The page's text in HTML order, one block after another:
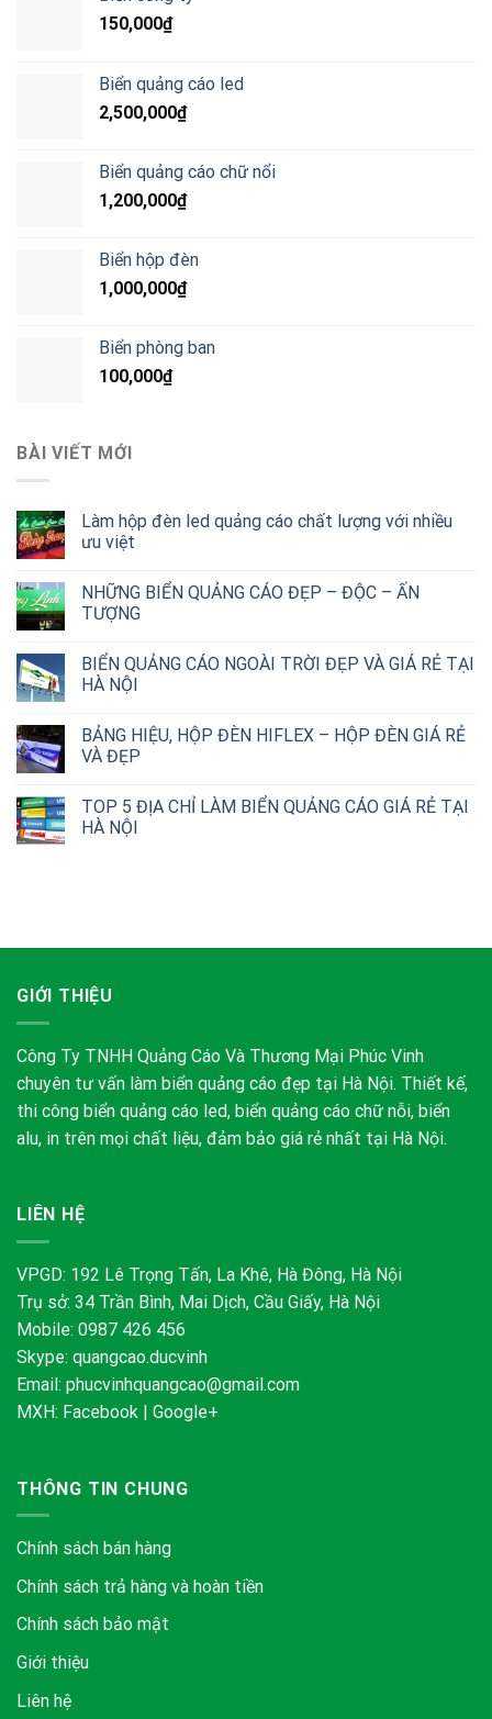
150,000₫
Biển quảng cáo led
2,500,000₫
Biển quảng cáo chữ nổi
1,200,000₫
Biển hộp đèn
1,000,000₫
Biển phòng ban
100,000₫
BÀI VIẾT MỚI
Làm hộp đèn led quảng cáo chất lượng với nhiều
ưu việt
NHỮNG BIỂN QUẢNG CÁO ĐẸP – ĐỘC – ẤN
TƯỢNG
BIỂN QUẢNG CÁO NGOÀI TRỜI ĐẸP VÀ GIÁ RẺ TẠI
HÀ NỘI
BẢNG HIỆU, HỘP ĐÈN HIFLEX – HỘP ĐÈN GIÁ RẺ
VÀ ĐẸP
TOP 5 ĐỊA CHỈ LÀM BIỂN QUẢNG CÁO GIÁ RẺ TẠI
HÀ NỘI
GIỚI THIỆU
Công Ty TNHH Quảng Cáo Và Thương Mại Phúc Vinh
chuyên tư vấn làm biển quảng cáo đẹp tại Hà Nội. Thiết kế,
thi công biển quảng cáo led, biển quảng cáo chữ nỗi, biển
alu, in trên mọi chất liệu, đảm bảo giá rẻ nhất tại Hà Nội.
LIÊN HỆ
VPGD: 192 Lê Trọng Tấn, La Khê, Hà Đông, Hà Nội
Trụ sở: 34 Trần Bình, Mai Dịch, Cầu Giấy, Hà Nội
Mobile: 0987 426 456
Skype: quangcao.ducvinh
Email: phucvinhquangcao@gmail.com
MXH: Facebook | Google+
THÔNG TIN CHUNG
Chính sách bán hàng
Chính sách trả hàng và hoàn tiền
Chính sách bảo mật
Giới thiệu
Liên hệ